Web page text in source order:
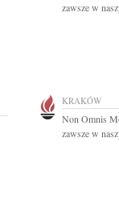
zawsze w
KRAKÓW
Non Omnis
zawsze w